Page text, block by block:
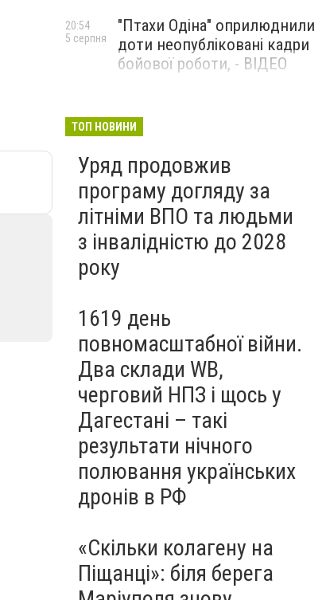
"Птахи Одіна" оприлюднили
доти неопубліковані кадри
бойової роботи, - ВІДЕО
20:54
5 серпня
Бєдняков зіграє тата
новому українському
фільмі, - ФОТО
5 серпня
ТОП НОВИНИ
Уряд продовжив
програму догляду за
літніми ВПО та людьми
з інвалідністю до 2028
року
1619 день
повномасштабної війни.
Два склади WB,
черговий НПЗ і щось у
Дагестані – такі
результати нічного
полювання українських
дронів в РФ
«Скільки колагену на
Піщанці»: біля берега